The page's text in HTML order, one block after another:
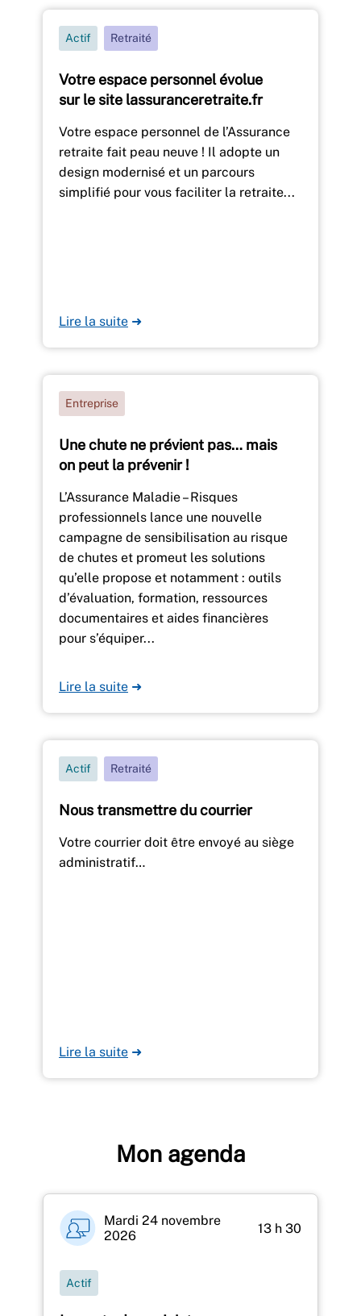
Votre espace personnel évolue
sur le site lassuranceretraite.fr
Actif Retraité
Votre espace personnel de l’Assurance
retraite fait peau neuve ! Il adopte un
design modernisé et un parcours
simplifié pour vous faciliter la retraite...
Lire la suite ➜
Une chute ne prévient pas… mais
on peut la prévenir !
Entreprise
L’Assurance Maladie – Risques
professionnels lance une nouvelle
campagne de sensibilisation au risque
de chutes et promeut les solutions
qu’elle propose et notamment : outils
d’évaluation, formation, ressources
documentaires et aides financières
pour s’équiper...
Lire la suite ➜
Nous transmettre du courrier
Actif Retraité
Votre courrier doit être envoyé au siège
administratif…
Lire la suite ➜
Mon agenda
Mardi 24 novembre
2026
13 h 30
Actif